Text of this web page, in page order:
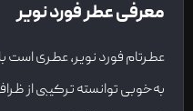
معرفی عطر فورد نویر
عطرتام فورد نویر، عطری است
به‌خوبی توانسته ترکیبی از